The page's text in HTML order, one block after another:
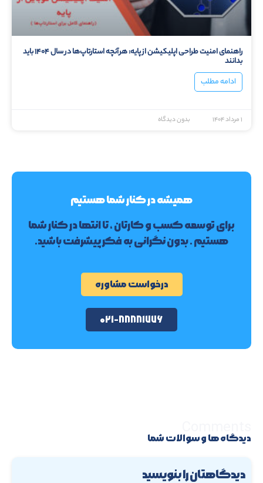
راهنمای امنیت طراحی اپلیکیشن از پایه: هرآنچه استارتاپ‌ها در سال ۱۴۰۴ باید
بدانند
ادامه مطلب
۱ مرداد ۱۴۰۴ بدون دیدگاه
همیشه در کنار شما هستیم
برای توسعه کسب و کارتان ، تا انتها در کنار شما
هستیم . بدون نگرانی به فکر پیشرفت باشید.
درخواست مشاوره
۰۲۱-۸۸۸۸۱۷۷۶
دیدگاه ها و سوالات شما
دیدگاهتان را بنویسید